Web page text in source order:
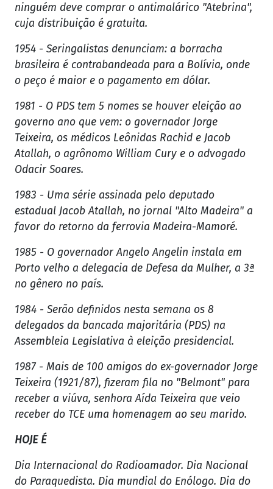
ninguém deve comprar o antimalárico "Atebrina",
cuja distribuição é gratuita.
1954 - Seringalistas denunciam: a borracha
brasileira é contrabandeada para a Bolívia, onde
o peço é maior e o pagamento em dólar.
1981 - O PDS tem 5 nomes se houver eleição ao
governo ano que vem: o governador Jorge
Teixeira, os médicos Leônidas Rachid e Jacob
Atallah, o agrônomo William Cury e o advogado
Odacir Soares.
1983 - Uma série assinada pelo deputado
estadual Jacob Atallah, no jornal "Alto Madeira" a
favor do retorno da ferrovia Madeira-Mamoré.
1985 - O governador Angelo Angelin instala em
Porto velho a delegacia de Defesa da Mulher, a 3ª
no gênero no país.
1984 - Serão definidos nesta semana os 8
delegados da bancada majoritária (PDS) na
Assembleia Legislativa à eleição presidencial.
1987 - Mais de 100 amigos do ex-governador Jorge
Teixeira (1921/87), fizeram fila no "Belmont" para
receber a viúva, senhora Aída Teixeira que veio
receber do TCE uma homenagem ao seu marido.
HOJE É
Dia Internacional do Radioamador. Dia Nacional
do Paraquedista. Dia mundial do Enólogo. Dia do